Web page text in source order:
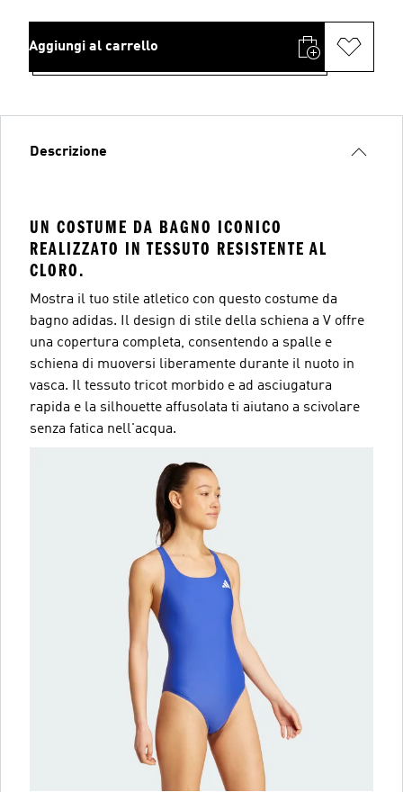
Aggiungi al carrello
Descrizione
UN COSTUME DA BAGNO ICONICO
REALIZZATO IN TESSUTO RESISTENTE AL
CLORO.
Mostra il tuo stile atletico con questo costume da
bagno adidas. Il design di stile della schiena a V offre
una copertura completa, consentendo a spalle e
schiena di muoversi liberamente durante il nuoto in
vasca. Il tessuto tricot morbido e ad asciugatura
rapida e la silhouette affusolata ti aiutano a scivolare
senza fatica nell'acqua.